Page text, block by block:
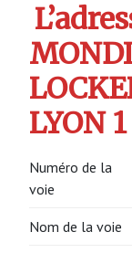
LYON
Numéro de la
voie
Nom de la voie